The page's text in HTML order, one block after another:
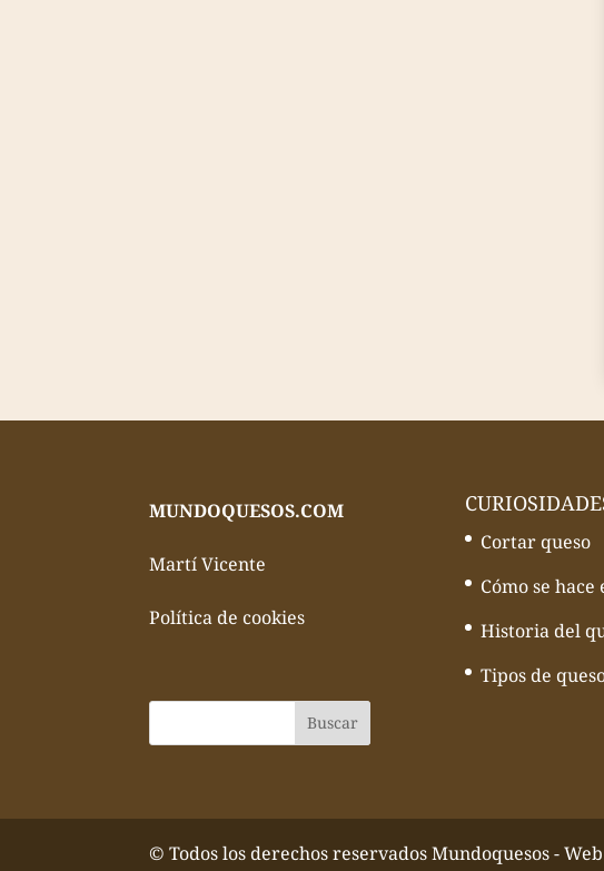
MUNDOQUESOS.COM
Martí Vicente
Política de cookies
Cortar queso
Cómo se hace
Historia del
Tipos de
© Todos los derechos reservados Mundoquesos -